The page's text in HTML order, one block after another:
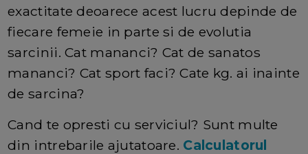
exactitate deoarece acest lucru depinde de
fiecare femeie in parte si de evolutia
sarcinii. Cat mananci? Cat de sanatos
mananci? Cat sport faci? Cate kg. ai inainte
de sarcina?
Cand te opresti cu serviciul? Sunt multe
din intrebarile ajutatoare. Calculatorul